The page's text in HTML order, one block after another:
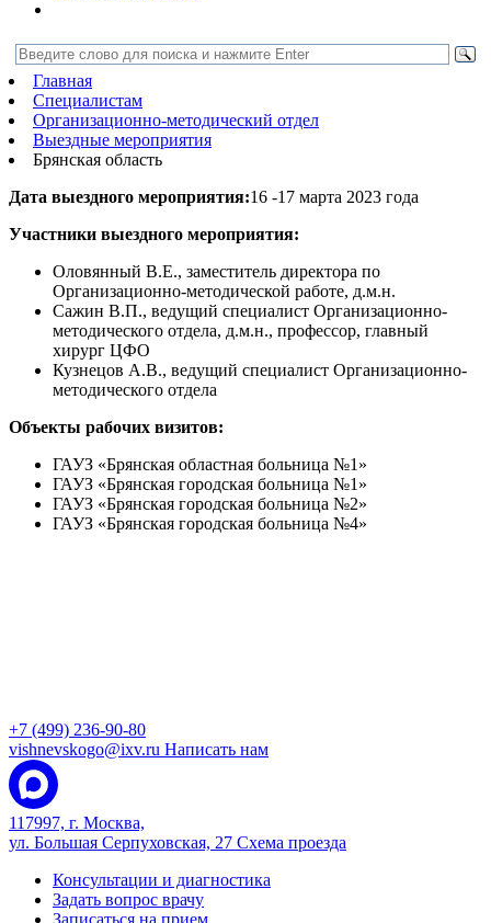
Главная
Специалистам
Организационно-методический отдел
Выездные мероприятия
Брянская область
Дата выездного мероприятия:16 -17 марта 2023 года
Участники выездного мероприятия:
Оловянный В.Е., заместитель директора по
Организационно-методической работе, д.м.н.
Сажин В.П., ведущий специалист Организационно-
методического отдела, д.м.н., профессор, главный
хирург ЦФО
Кузнецов А.В., ведущий специалист Организационно-
методического отдела
Объекты рабочих визитов:
ГАУЗ «Брянская областная больница №1»
ГАУЗ «Брянская городская больница №1»
ГАУЗ «Брянская городская больница №2»
ГАУЗ «Брянская городская больница №4»
+7 (499) 236-90-80
vishnevskogo@ixv.ru Написать нам
117997, г. Москва,
ул. Большая Серпуховская, 27 Схема проезда
Консультации и диагностика
Задать вопрос врачу
Записаться на прием